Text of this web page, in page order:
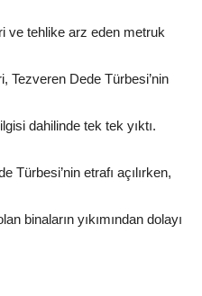
ve tehlike arz eden metruk
Tezveren Dede Türbesi’nin
dahilinde tek tek yıktı.
Türbesi’nin etrafı açılırken,
binaların yıkımından dolayı